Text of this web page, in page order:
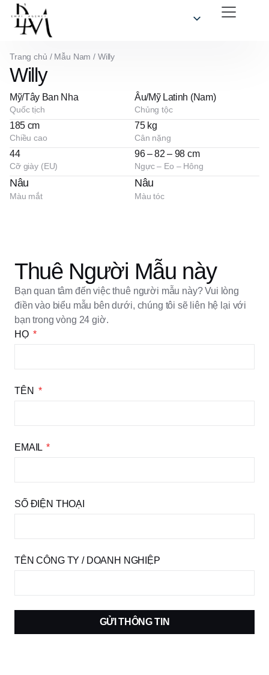
Trang chủ / Mẫu Nam / Willy
Willy
Mỹ/Tây Ban Nha
Quốc tịch
Âu/Mỹ Latinh (Nam)
Chủng tộc
185 cm
Chiều cao
75 kg
Cân nặng
44
Cỡ giày (EU)
96 – 82 – 98 cm
Ngực – Eo – Hông
Nâu
Màu mắt
Nâu
Màu tóc
Thuê Người Mẫu này
Bạn quan tâm đến việc thuê người mẫu này? Vui lòng
điền vào biểu mẫu bên dưới, chúng tôi sẽ liên hệ lại với
bạn trong vòng 24 giờ.
HỌ
TÊN
EMAIL
SỐ ĐIỆN THOẠI
TÊN CÔNG TY / DOANH NGHIỆP
GỬI THÔNG TIN